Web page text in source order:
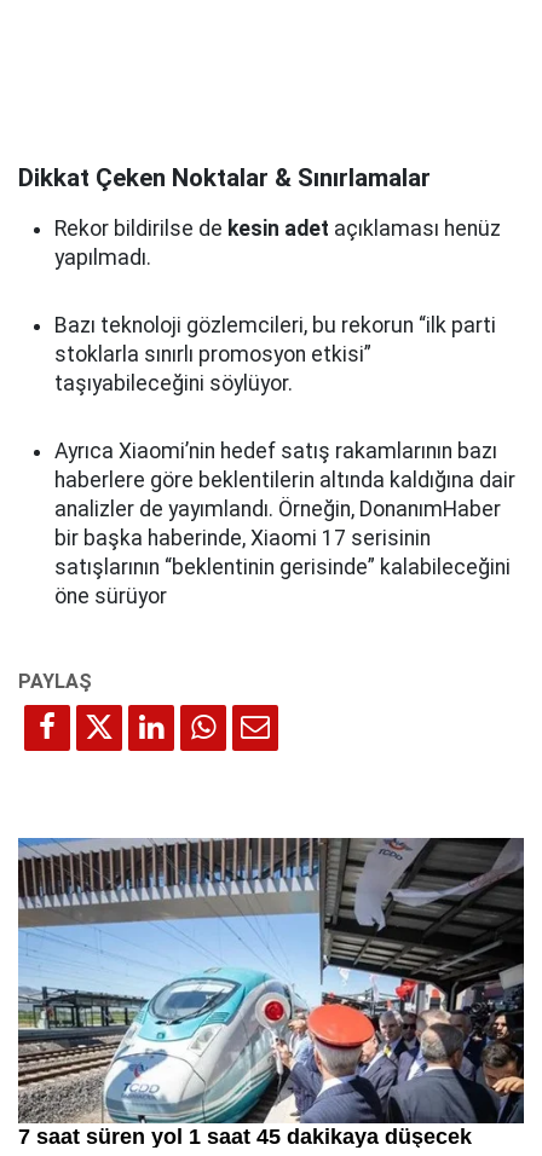
Dikkat Çeken Noktalar & Sınırlamalar
Rekor bildirilse de kesin adet açıklaması henüz
yapılmadı.
Bazı teknoloji gözlemcileri, bu rekorun “ilk parti
stoklarla sınırlı promosyon etkisi”
taşıyabileceğini söylüyor.
Ayrıca Xiaomi’nin hedef satış rakamlarının bazı
haberlere göre beklentilerin altında kaldığına dair
analizler de yayımlandı. Örneğin, DonanımHaber
bir başka haberinde, Xiaomi 17 serisinin
satışlarının “beklentinin gerisinde” kalabileceğini
öne sürüyor